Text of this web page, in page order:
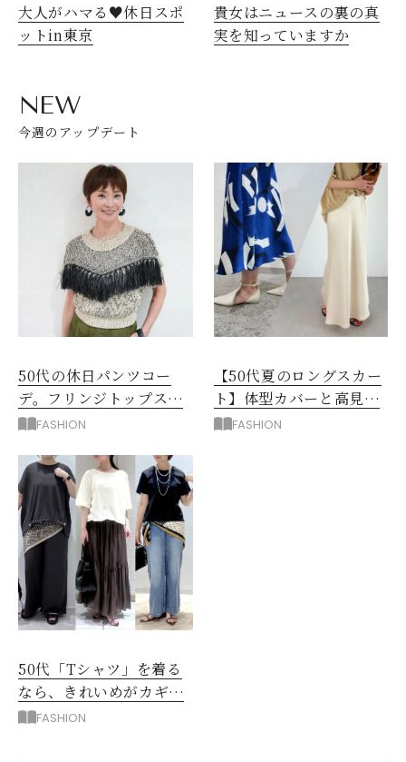
大人がハマる♥休日スポ
ットin東京
貴女はニュースの裏の真
実を知っていますか
NEW
今週のアップデート
50代の休日パンツコー
デ。フリンジトップスを
主役に洗練アースカラー
FASHION
【50代夏のロングスカー
ト】体型カバーと高見え
を叶える4コーデ
FASHION
50代「Tシャツ」を着る
なら、きれいめがカギ！
部屋着に見えないコツ
FASHION